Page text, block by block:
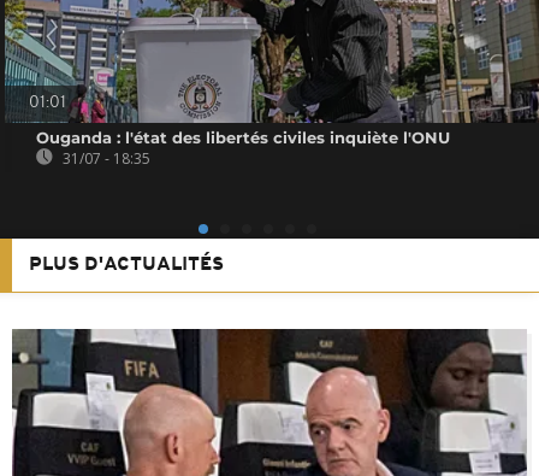
01:01
Ouganda : l'état des libertés civiles inquiète l'ONU
31/07 - 18:35
PLUS D'ACTUALITÉS